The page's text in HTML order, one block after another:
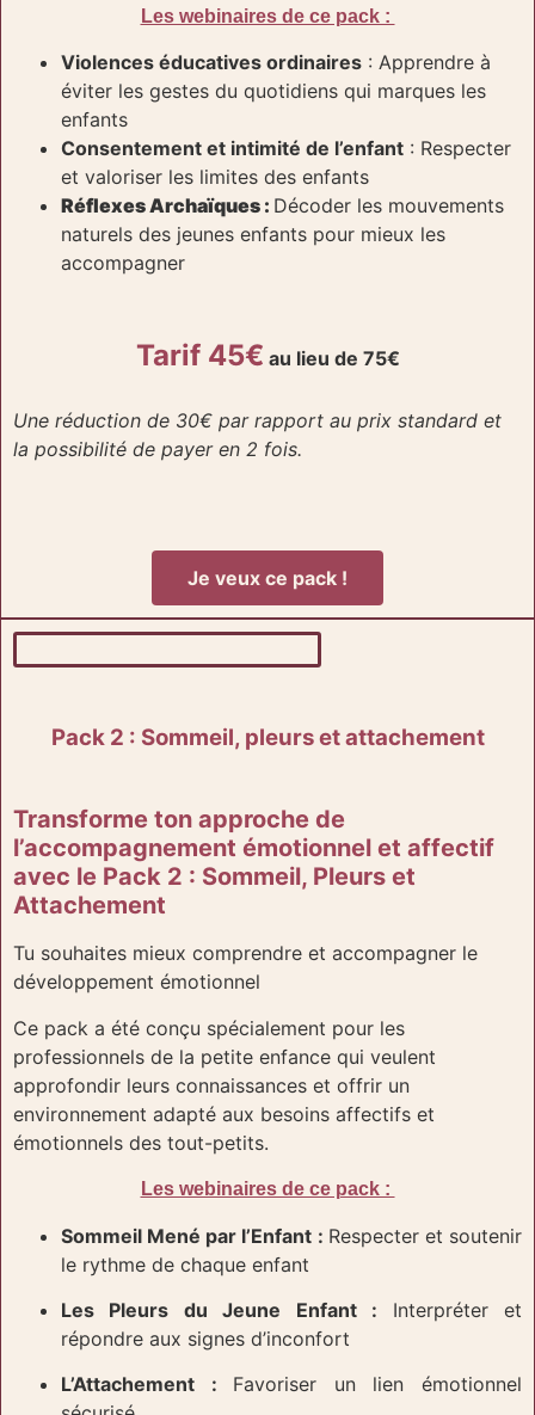
Les webinaires de ce pack :
Violences éducatives ordinaires : Apprendre à
éviter les gestes du quotidiens qui marques les
enfants
Consentement et intimité de l’enfant : Respecter
et valoriser les limites des enfants
Réflexes Archaïques : Décoder les mouvements
naturels des jeunes enfants pour mieux les
accompagner
Tarif 45€ au lieu de 75€
Une réduction de 30€ par rapport au prix standard et
la possibilité de payer en 2 fois.
Je veux ce pack !
Pack 2 : Sommeil, pleurs et attachement
Transforme ton approche de
l’accompagnement émotionnel et affectif
avec le Pack 2 : Sommeil, Pleurs et
Attachement
Tu souhaites mieux comprendre et accompagner le
développement émotionnel
Ce pack a été conçu spécialement pour les
professionnels de la petite enfance qui veulent
approfondir leurs connaissances et offrir un
environnement adapté aux besoins affectifs et
émotionnels des tout-petits.
Les webinaires de ce pack :
Sommeil Mené par l’Enfant : Respecter et soutenir
le rythme de chaque enfant
Les Pleurs du Jeune Enfant : Interpréter et
répondre aux signes d’inconfort
L’Attachement : Favoriser un lien émotionnel